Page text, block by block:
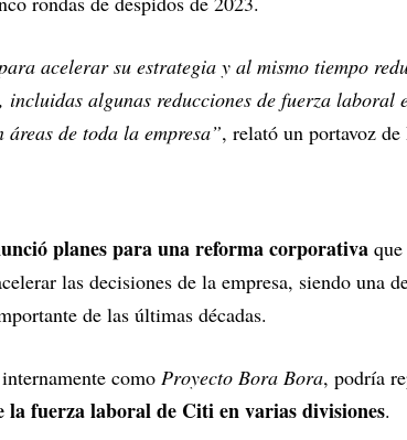
acelerar su estrategia y al mismo tiempo
algunas reducciones de fuerza laboral
áreas de toda la empresa”, relató un portavoz de
planes para una reforma corporativa
las decisiones de la empresa, siendo una
de las últimas décadas.
como Proyecto Bora Bora, podría
la fuerza laboral de Citi en varias divisiones.